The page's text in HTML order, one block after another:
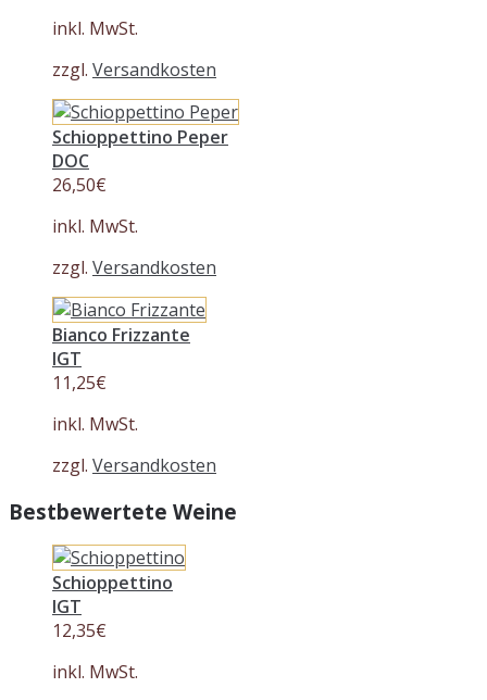
inkl. MwSt.
zzgl. Versandkosten
Schioppettino Peper
DOC
26,50€
inkl. MwSt.
zzgl. Versandkosten
Bianco Frizzante
IGT
11,25€
inkl. MwSt.
zzgl. Versandkosten
Bestbewertete Weine
Schioppettino
IGT
12,35€
inkl. MwSt.